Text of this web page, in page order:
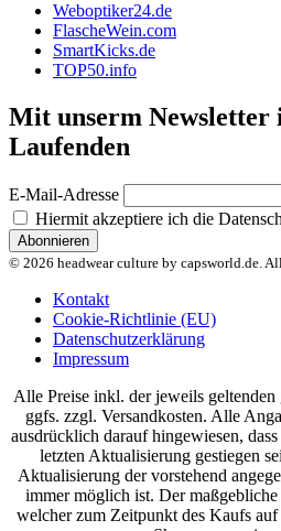
Weboptiker24.de
FlascheWein.com
SmartKicks.de
TOP50.info
Mit unserm Newsletter
Laufenden
E-Mail-Adresse
Hiermit akzeptiere ich die
© 2026 headwear culture by capsworld.de.
Kontakt
Cookie-Richtlinie (EU)
Datenschutzerklärung
Impressum
Alle Preise inkl. der jeweils geltenden
ggfs. zzgl. Versandkosten. Alle
ausdrücklich darauf hingewiesen,
letzten Aktualisierung gestiegen
Aktualisierung der vorstehend
immer möglich ist. Der
welcher zum Zeitpunkt des Kaufs